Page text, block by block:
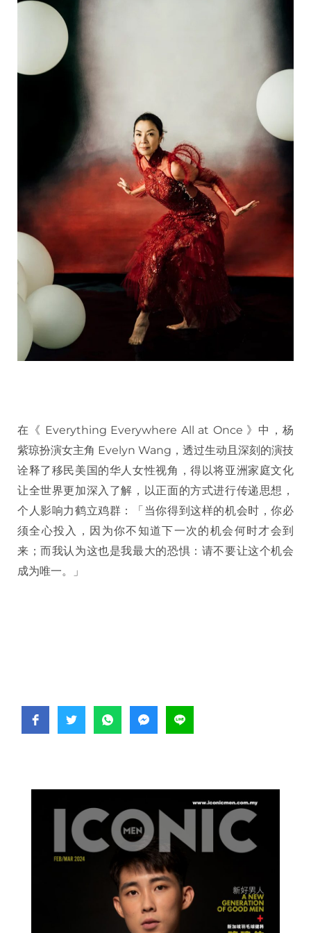
在《 Everything Everywhere All at Once 》中，杨
紫琼扮演女主角 Evelyn Wang，透过生动且深刻的演技
诠释了移民美国的华人女性视角，得以将亚洲家庭文化
让全世界更加深入了解，以正面的方式进行传递思想，
个人影响力鹤立鸡群：「当你得到这样的机会时，你必
须全心投入，因为你不知道下一次的机会何时才会到
来；而我认为这也是我最大的恐惧：请不要让这个机会
成为唯一。」